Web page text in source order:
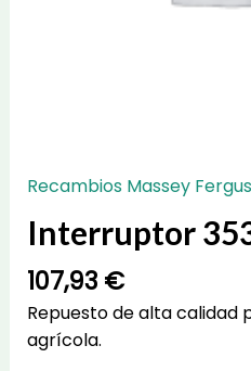
Recambios Massey
Interruptor
107,93 €
Repuesto de alta calidad
agrícola.